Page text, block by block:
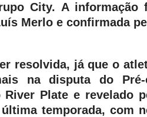
City. A informação
Merlo e confirmada
resolvida, já que o
na disputa do
River Plate e revelado
temporada, com